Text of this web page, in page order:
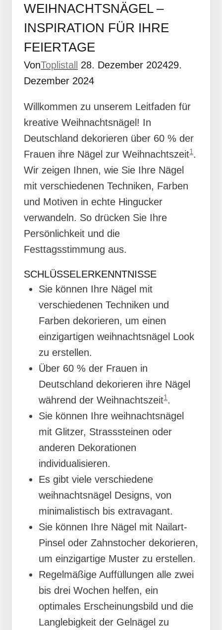
WEIHNACHTSNÄGEL –
INSPIRATION FÜR IHRE
FEIERTAGE
VonToplistall 28. Dezember 202429.
Dezember 2024
Willkommen zu unserem Leitfaden für
kreative Weihnachtsnägel! In
Deutschland dekorieren über 60 % der
Frauen ihre Nägel zur Weihnachtszeit1.
Wir zeigen Ihnen, wie Sie Ihre Nägel
mit verschiedenen Techniken, Farben
und Motiven in echte Hingucker
verwandeln. So drücken Sie Ihre
Persönlichkeit und die
Festtagsstimmung aus.
SCHLÜSSELERKENNTNISSE
Sie können Ihre Nägel mit
verschiedenen Techniken und
Farben dekorieren, um einen
einzigartigen weihnachtsnägel Look
zu erstellen.
Über 60 % der Frauen in
Deutschland dekorieren ihre Nägel
während der Weihnachtszeit1.
Sie können Ihre weihnachtsnägel
mit Glitzer, Strasssteinen oder
anderen Dekorationen
individualisieren.
Es gibt viele verschiedene
weihnachtsnägel Designs, von
minimalistisch bis extravagant.
Sie können Ihre Nägel mit Nailart-
Pinsel oder Zahnstocher dekorieren,
um einzigartige Muster zu erstellen.
Regelmäßige Auffüllungen alle zwei
bis drei Wochen helfen, ein
optimales Erscheinungsbild und die
Langlebigkeit der Gelnägel zu